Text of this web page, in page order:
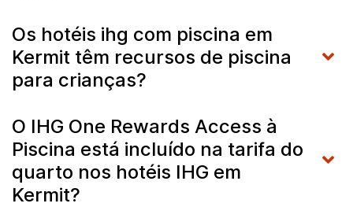
Os hotéis ihg com piscina em
Kermit têm recursos de piscina
para crianças?
O IHG One Rewards Access à
Piscina está incluído na tarifa do
quarto nos hotéis IHG em
Kermit?